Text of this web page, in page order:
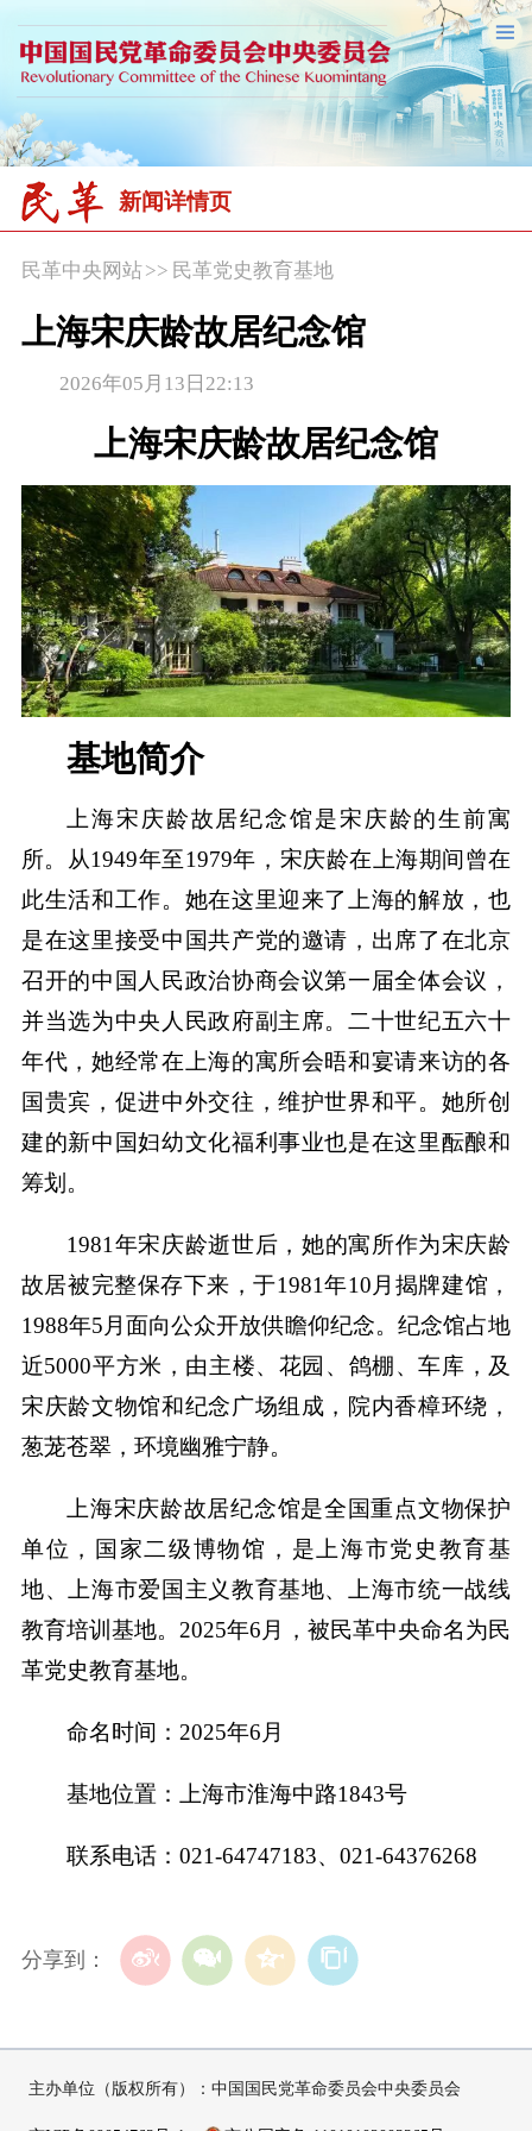
新闻详情页
民革中央网站>> 民革党史教育基地
上海宋庆龄故居纪念馆
2026年05月13日22:13
上海宋庆龄故居纪念馆
基地简介
上海宋庆龄故居纪念馆是宋庆龄的生前寓
所。从1949年至1979年，宋庆龄在上海期间曾在
此生活和工作。她在这里迎来了上海的解放，也
是在这里接受中国共产党的邀请，出席了在北京
召开的中国人民政治协商会议第一届全体会议，
并当选为中央人民政府副主席。二十世纪五六十
年代，她经常在上海的寓所会晤和宴请来访的各
国贵宾，促进中外交往，维护世界和平。她所创
建的新中国妇幼文化福利事业也是在这里酝酿和
筹划。
1981年宋庆龄逝世后，她的寓所作为宋庆龄
故居被完整保存下来，于1981年10月揭牌建馆，
1988年5月面向公众开放供瞻仰纪念。纪念馆占地
近5000平方米，由主楼、花园、鸽棚、车库，及
宋庆龄文物馆和纪念广场组成，院内香樟环绕，
葱茏苍翠，环境幽雅宁静。
上海宋庆龄故居纪念馆是全国重点文物保护
单位，国家二级博物馆，是上海市党史教育基
地、上海市爱国主义教育基地、上海市统一战线
教育培训基地。2025年6月，被民革中央命名为民
革党史教育基地。
命名时间：2025年6月
基地位置：上海市淮海中路1843号
联系电话：021-64747183、021-64376268
分享到：
主办单位（版权所有）：中国国民党革命委员会中央委员会